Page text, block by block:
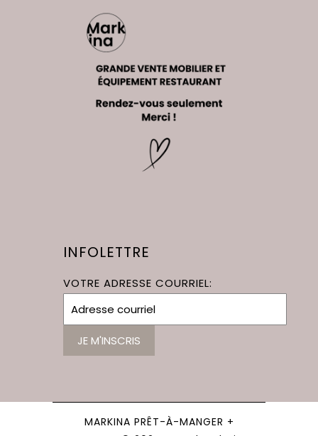
INFOLETTRE
VOTRE ADRESSE COURRIEL:
MARKINA PRÊT-À-MANGER +